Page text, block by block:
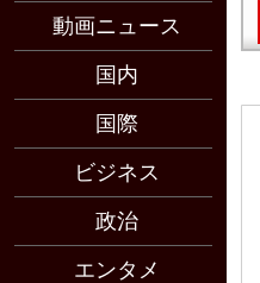
動画ニュース
国内
国際
ビジネス
政治
エンタメ